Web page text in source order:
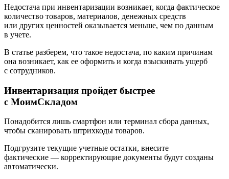
Недостача при инвентаризации возникает, когда фактическое
количество товаров, материалов, денежных средств
или других ценностей оказывается меньше, чем по данным
в учете.
В статье разберем, что такое недостача, по каким причинам
она возникает, как ее оформить и когда взыскивать ущерб
с сотрудников.
Инвентаризация пройдет быстрее
с МоимСкладом
Понадобится лишь смартфон или терминал сбора данных,
чтобы сканировать штрихкоды товаров.
Подгрузите текущие учетные остатки, внесите
фактические — корректирующие документы будут созданы
автоматически.